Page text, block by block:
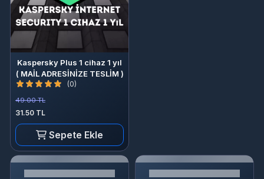
Kaspersky Plus 1 cihaz 1 yıl
( MAİL ADRESİNİZE TESLİM )
(0)
49.00 TL
31.50 TL
Sepete Ekle